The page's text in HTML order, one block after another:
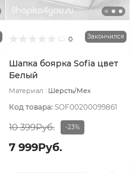
0 Закончился
Шапка боярка Sofia цвет
Белый
Материал : Шерсть/Мех
Код товара: SOF00200099861
10 399Руб. -23%
7 999Руб.